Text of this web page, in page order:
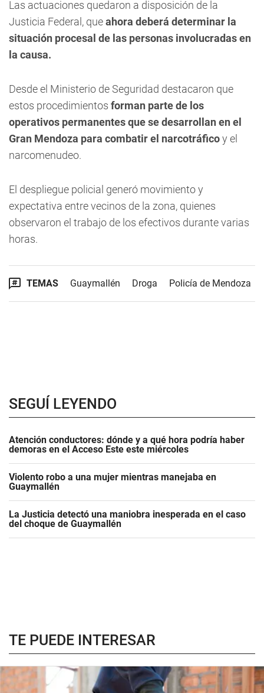
Las actuaciones quedaron a disposición de la
Justicia Federal, queahora deberá determinar la
situación procesal de las personas involucradas en
la causa.
Desde el Ministerio de Seguridad destacaron que
estos procedimientos forman parte de los
operativos permanentes que se desarrollan en el
Gran Mendoza para combatir el narcotráficoy el
narcomenudeo.
El despliegue policial generó movimiento y
expectativa entre vecinos de la zona, quienes
observaron el trabajo de los efectivos durante varias
horas.
TEMAS Guaymallén Droga Policía de Mendoza
SEGUÍ LEYENDO
Atención conductores: dónde y a qué hora podría haber
demoras en el Acceso Este este miércoles
Violento robo a una mujer mientras manejaba en
Guaymallén
La Justicia detectó una maniobra inesperada en el caso
del choque de Guaymallén
TE PUEDE INTERESAR